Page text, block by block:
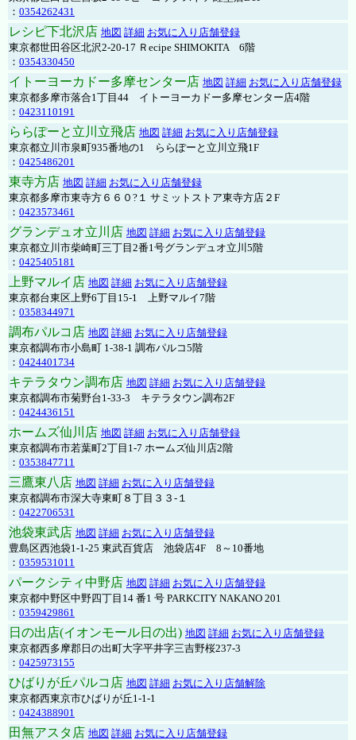
： 0354262431
レシピ下北沢店 地図 詳細 お気に入り店舗登録
東京都世田谷区北沢2-20-17 Ｒecipe SHIMOKITA 6階
： 0354330450
イトーヨーカドー多摩センター店 地図 詳細 お気に入り店舗登録
東京都多摩市落合1丁目44 イトーヨーカドー多摩センター店4階
： 0423110191
ららぽーと立川立飛店 地図 詳細 お気に入り店舗登録
東京都立川市泉町935番地の1 ららぽーと立川立飛1F
： 0425486201
東寺方店 地図 詳細 お気に入り店舗登録
東京都多摩市東寺方６６０?１ サミットストア東寺方店２F
： 0423573461
グランデュオ立川店 地図 詳細 お気に入り店舗登録
東京都立川市柴崎町三丁目2番1号グランデュオ立川5階
： 0425405181
上野マルイ店 地図 詳細 お気に入り店舗登録
東京都台東区上野6丁目15-1 上野マルイ7階
： 0358344971
調布パルコ店 地図 詳細 お気に入り店舗登録
東京都調布市小島町 1-38-1 調布パルコ5階
： 0424401734
キテラタウン調布店 地図 詳細 お気に入り店舗登録
東京都調布市菊野台1-33-3 キテラタウン調布2F
： 0424436151
ホームズ仙川店 地図 詳細 お気に入り店舗登録
東京都調布市若葉町2丁目1-7 ホームズ仙川店2階
： 0353847711
三鷹東八店 地図 詳細 お気に入り店舗登録
東京都調布市深大寺東町８丁目３３-１
： 0422706531
池袋東武店 地図 詳細 お気に入り店舗登録
豊島区西池袋1-1-25 東武百貨店 池袋店4F 8～10番地
： 0359531011
パークシティ中野店 地図 詳細 お気に入り店舗登録
東京都中野区中野四丁目14 番1 号 PARKCITY NAKANO 201
： 0359429861
日の出店(イオンモール日の出) 地図 詳細 お気に入り店舗登録
東京都西多摩郡日の出町大字平井字三吉野桜237-3
： 0425973155
ひばりが丘パルコ店 地図 詳細 お気に入り店舗解除
東京都西東京市ひばりが丘1-1-1
： 0424388901
田無アスタ店 地図 詳細 お気に入り店舗登録